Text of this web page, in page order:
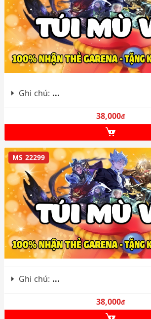
Ghi chú: ...
38,000đ
MS 22299
Ghi chú: ...
38,000đ